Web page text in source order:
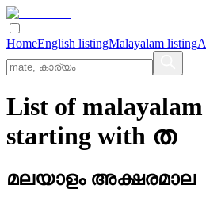
HomeEnglish listingMalayalam listing
List of
starting with ത
മലയാളം അക്ഷരമാല